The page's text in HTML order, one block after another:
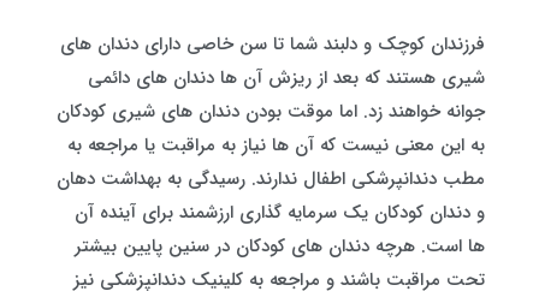
فرزندان کوچک و دلبند شما تا سن خاصی دارای دندان های
شیری هستند که بعد از ریزش آن ها دندان های دائمی
جوانه خواهند زد. اما موقت بودن دندان های شیری کودکان
به این معنی نیست که آن ها نیاز به مراقبت یا مراجعه به
مطب دندانپرشکی اطفال ندارند. رسیدگی به بهداشت دهان
و دندان کودکان یک سرمایه گذاری ارزشمند برای آینده آن
ها است. هرچه دندان های کودکان در سنین پایین بیشتر
تحت مراقبت باشند و مراجعه به کلینیک دندانپزشکی نیز